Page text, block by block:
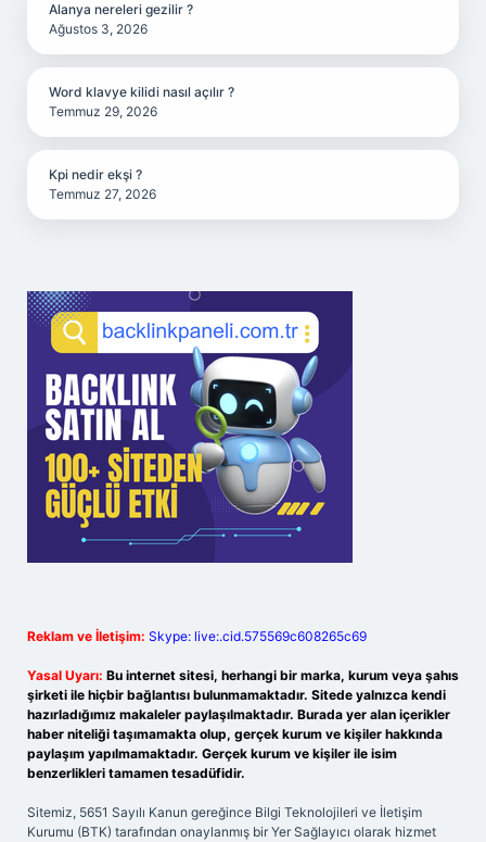
Alanya nereleri gezilir ?
Ağustos 3, 2026
Word klavye kilidi nasıl açılır ?
Temmuz 29, 2026
Kpi nedir ekşi ?
Temmuz 27, 2026
Reklam ve İletişim: Skype: live:.cid.575569c608265c69
Yasal Uyarı: Bu internet sitesi, herhangi bir marka, kurum veya şahıs
şirketi ile hiçbir bağlantısı bulunmamaktadır. Sitede yalnızca kendi
hazırladığımız makaleler paylaşılmaktadır. Burada yer alan içerikler
haber niteliği taşımamakta olup, gerçek kurum ve kişiler hakkında
paylaşım yapılmamaktadır. Gerçek kurum ve kişiler ile isim
benzerlikleri tamamen tesadüfidir.
Sitemiz, 5651 Sayılı Kanun gereğince Bilgi Teknolojileri ve İletişim
Kurumu (BTK) tarafından onaylanmış bir Yer Sağlayıcı olarak hizmet